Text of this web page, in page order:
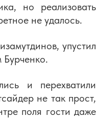
но реализовать
не удалось.
упустил
и перехватили
не так прост,
поля гости даже